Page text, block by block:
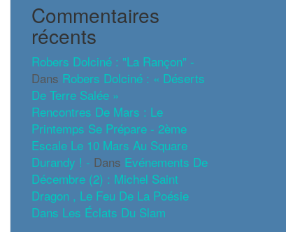
Commentaires
récents
Robers Dolciné : "La Rançon" -
Dans Robers Dolciné : « Déserts
De Terre Salée »
Rencontres De Mars : Le
Printemps Se Prépare - 2ème
Escale Le 10 Mars Au Square
Durandy ! - Dans Evénements De
Décembre (2) : Michel Saint
Dragon , Le Feu De La Poésie
Dans Les Éclats Du Slam